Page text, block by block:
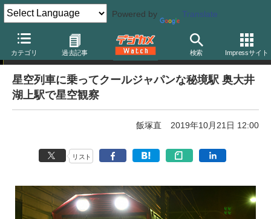
Powered by Translate
カテゴリ 過去記事 検索 Impressサイト
イベント告知
星空列車に乗ってクールジャパンな秘境駅 奥大井
湖上駅で星空観察
飯塚直 2019年10月21日 12:00
リスト